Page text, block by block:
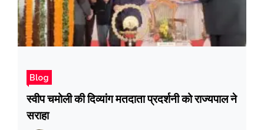
Blog
स्वीप चमोली की दिव्यांग मतदाता प्रदर्शनी को राज्यपाल ने
सराहा